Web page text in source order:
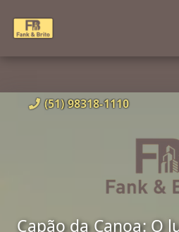
(51) 98318-1110
Capão da Canoa: O